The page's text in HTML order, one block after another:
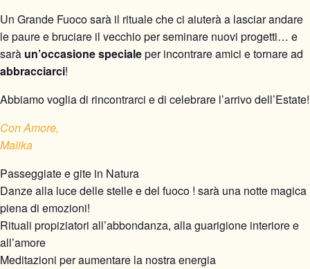
Un Grande Fuoco sarà il rituale che ci aiuterà a lasciar andare
le paure e bruciare il vecchio per seminare nuovi progetti… e
sarà un’occasione specialeper incontrare amici e tornare ad
abbracciarci!
Abbiamo voglia di rincontrarci e di celebrare l’arrivo dell’Estate!
Con Amore,
Malika
Passeggiate e gite in Natura
Danze alla luce delle stelle e del fuoco ! sarà una notte magica
piena di emozioni!
Rituali propiziatori all’abbondanza, alla guarigione interiore e
all’amore
Meditazioni per aumentare la nostra energia